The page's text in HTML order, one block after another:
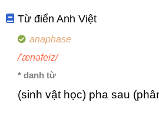
Từ điển Anh Việt
anaphase
/'ænəfeiz/
* danh từ
(sinh vật học) pha sau